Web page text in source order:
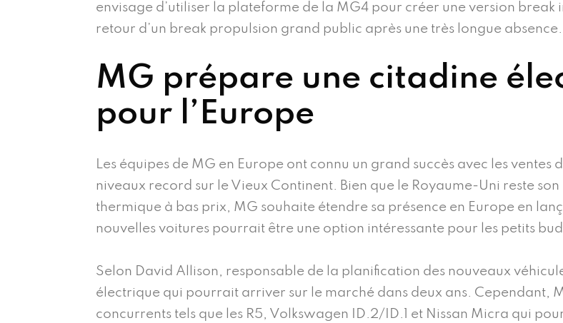
envisage d’utiliser la plateforme de la MG4 pour créer une version
retour d’un break propulsion grand public après une très longue absence.
MG prépare une citadine
pour l’Europe
Les équipes de MG en Europe ont connu un grand succès avec les
niveaux record sur le Vieux Continent. Bien que le Royaume-Uni reste
thermique à bas prix, MG souhaite étendre sa présence en Europe en
nouvelles voitures pourrait être une option intéressante pour les petits
Selon David Allison, responsable de la planification des nouveaux
électrique qui pourrait arriver sur le marché dans deux ans. Cependant,
concurrents tels que les R5, Volkswagen ID.2/ID.1 et Nissan Micra qui